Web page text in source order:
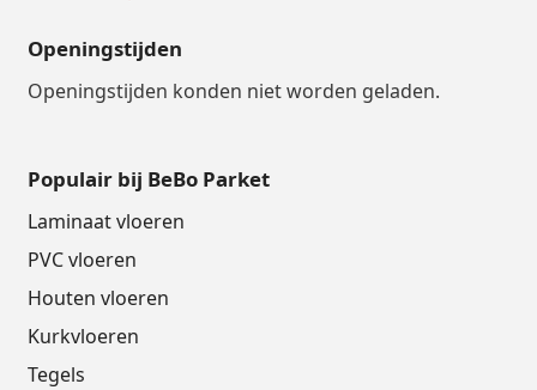
Openingstijden
Openingstijden konden niet worden geladen.
Populair bij BeBo Parket
Laminaat vloeren
PVC vloeren
Houten vloeren
Kurkvloeren
Tegels